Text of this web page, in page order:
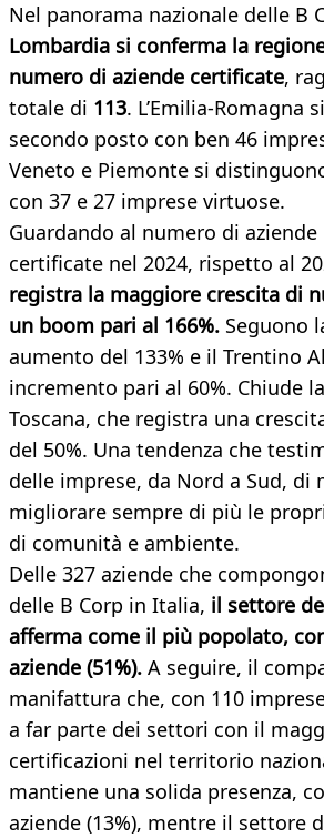
Nel panorama nazionale delle B
Lombardia si conferma la
numero di aziende certificate,
totale di 113. L’Emilia-Romagna
secondo posto con ben 46
Veneto e Piemonte si
con 37 e 27 imprese virtuose.
Guardando al numero di aziende
certificate nel 2024, rispetto al
registra la maggiore crescita di
un boom pari al 166%. Seguono
aumento del 133% e il Trentino
incremento pari al 60%. Chiude
Toscana, che registra una
del 50%. Una tendenza che
delle imprese, da Nord a Sud, di
migliorare sempre di più le
di comunità e ambiente.
Delle 327 aziende che
delle B Corp in Italia, il settore
afferma come il più popolato,
aziende (51%). A seguire, il
manifattura che, con 110
a far parte dei settori con il
certificazioni nel territorio
mantiene una solida presenza,
aziende (13%), mentre il settore